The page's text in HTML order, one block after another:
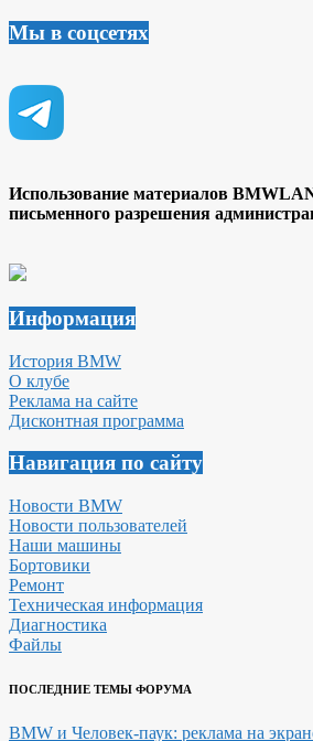
Мы в соцсетях
Использование материалов
письменного разрешения
Информация
История BMW
О клубе
Реклама на сайте
Дисконтная программа
Навигация по сайту
Новости BMW
Новости пользователей
Наши машины
Бортовики
Ремонт
Техническая информация
Диагностика
Файлы
ПОСЛЕДНИЕ ТЕМЫ ФОРУМА
BMW и Человек-паук: реклама на